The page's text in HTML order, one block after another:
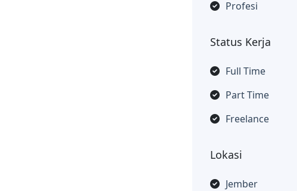
Profesi
Status Kerja
Full Time
Part Time
Freelance
Lokasi
Jember